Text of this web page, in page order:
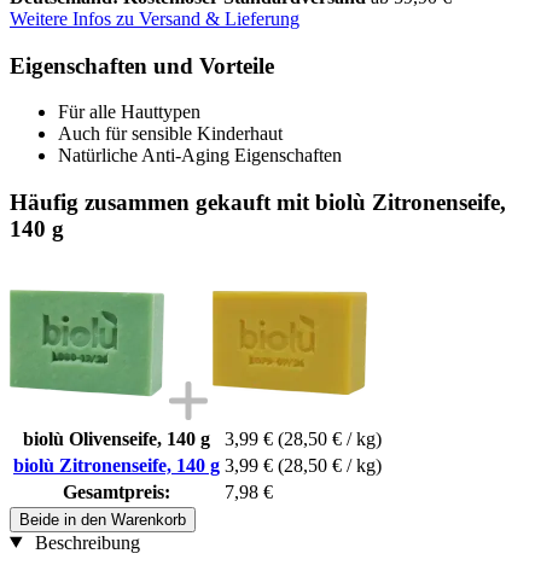
Weitere Infos zu Versand & Lieferung
Eigenschaften und Vorteile
Für alle Hauttypen
Auch für sensible Kinderhaut
Natürliche Anti-Aging Eigenschaften
Häufig zusammen gekauft mit biolù Zitronenseife,
140 g
biolù Olivenseife, 140 g 3,99 € (28,50 € / kg)
biolù Zitronenseife, 140 g 3,99 € (28,50 € / kg)
Gesamtpreis:
7,98 €
Beide in den Warenkorb
Beschreibung